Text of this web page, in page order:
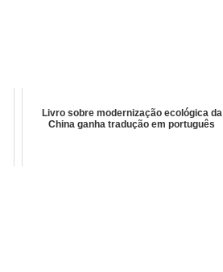
Livro sobre modernização ecológica da
China ganha tradução em português